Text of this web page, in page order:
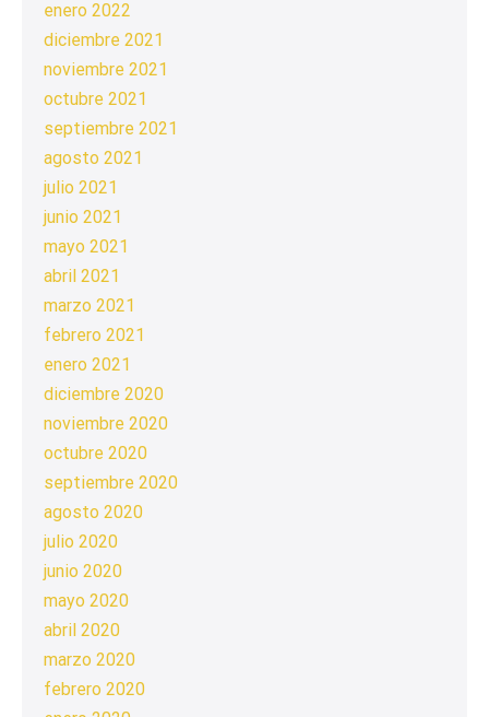
enero 2022
diciembre 2021
noviembre 2021
octubre 2021
septiembre 2021
agosto 2021
julio 2021
junio 2021
mayo 2021
abril 2021
marzo 2021
febrero 2021
enero 2021
diciembre 2020
noviembre 2020
octubre 2020
septiembre 2020
agosto 2020
julio 2020
junio 2020
mayo 2020
abril 2020
marzo 2020
febrero 2020